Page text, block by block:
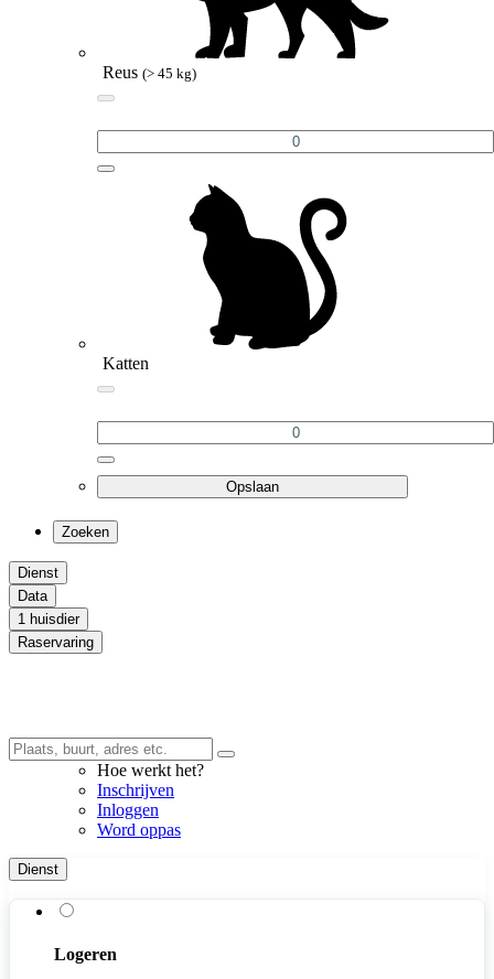
Reus (> 45 kg)
Katten
Opslaan
Zoeken
Dienst
Data
1 huisdier
Raservaring
Hoe werkt het?
Inschrijven
Inloggen
Word oppas
Dienst
Logeren